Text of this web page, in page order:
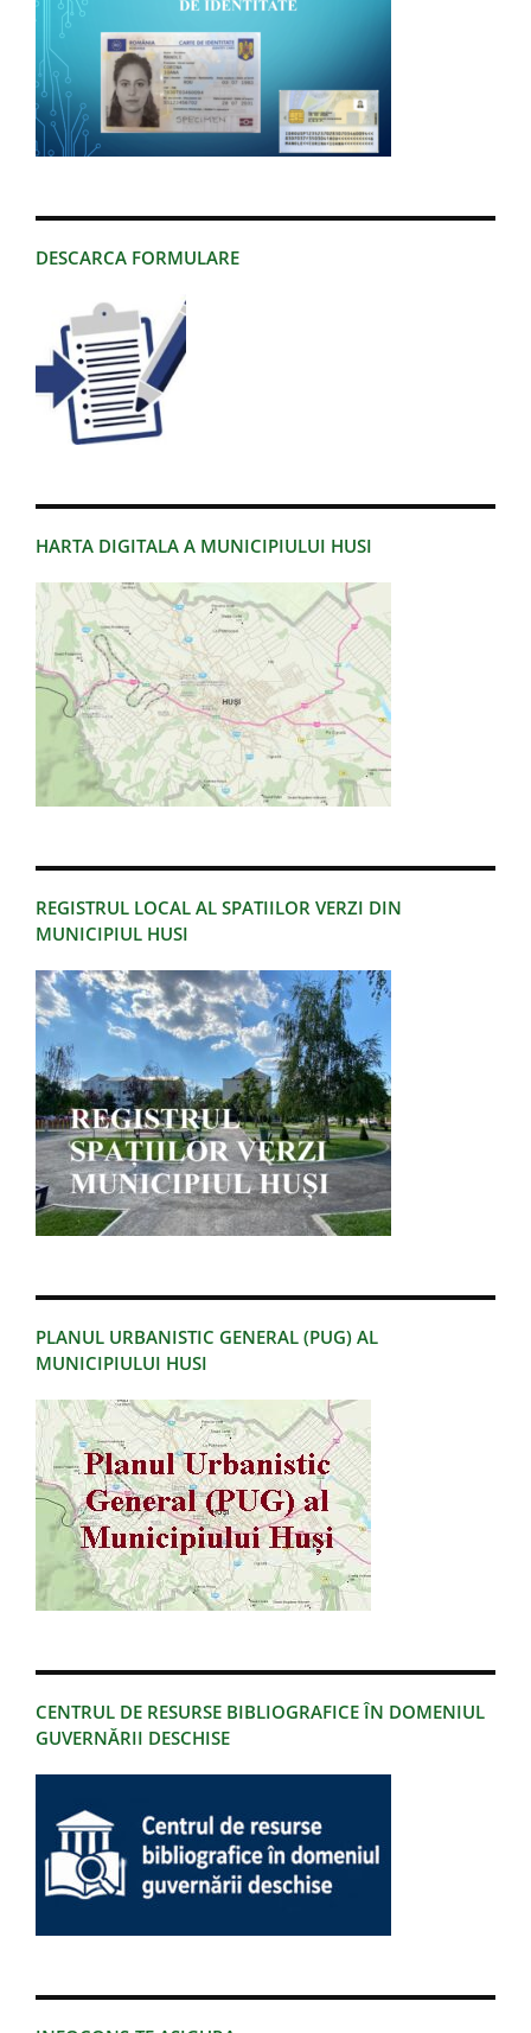
DESCARCA FORMULARE
HARTA DIGITALA A MUNICIPIULUI HUSI
REGISTRUL LOCAL AL SPATIILOR VERZI DIN
MUNICIPIUL HUSI
PLANUL URBANISTIC GENERAL (PUG) AL
MUNICIPIULUI HUSI
CENTRUL DE RESURSE BIBLIOGRAFICE ÎN DOMENIUL
GUVERNĂRII DESCHISE